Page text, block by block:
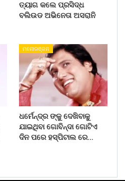
ତ୍ୟାଗ କଲେ ପ୍ରସିଦ୍ଧ
ବଲିଉଡ ଅଭିନେତା ଅସରାନି
ମନୋରଞ୍ଜନ
ଧର୍ମେନ୍ଦ୍ର ଙ୍କୁ ଦେଖିବାକୁ
ଯାଇଥିବା ଗୋବିନ୍ଦା ଗୋଟିଏ
ଦିନ ପରେ ହସ୍ପିଟାଲ ରେ…